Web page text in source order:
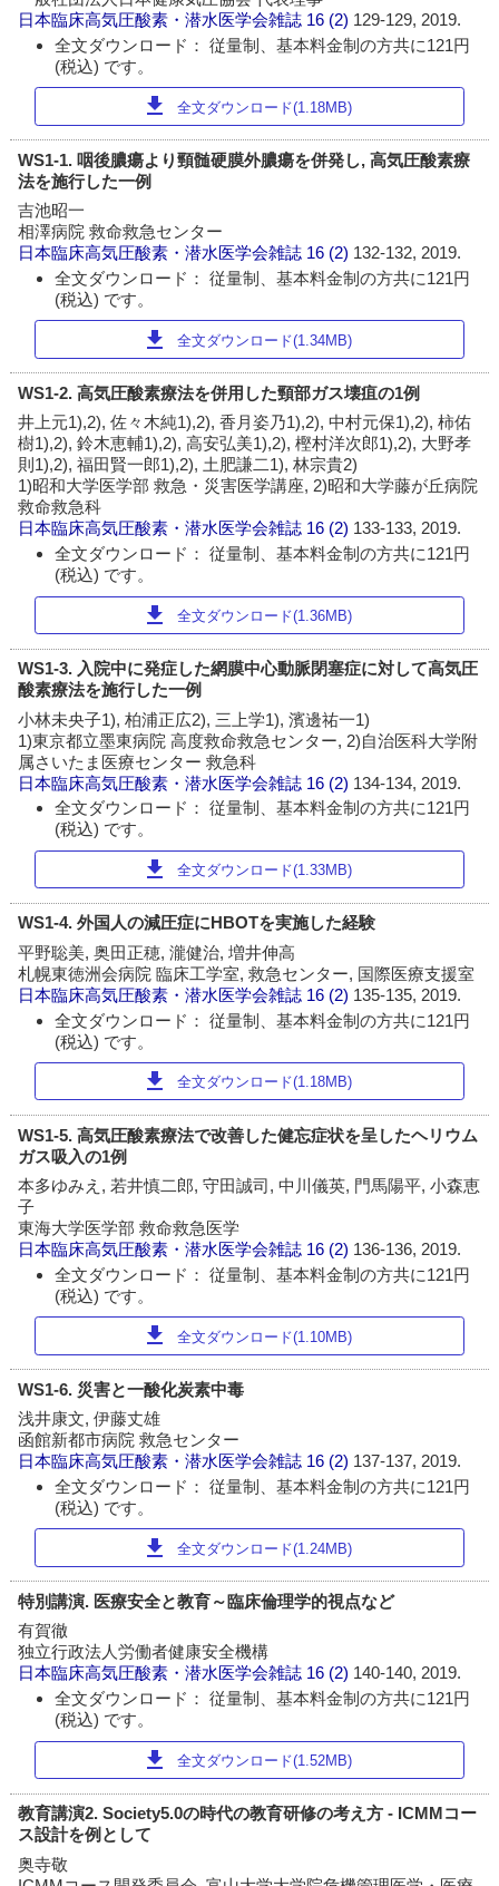
日本臨床高気圧酸素・潜水医学会雑誌 16 (2) 129-129, 2019.
全文ダウンロード： 従量制、基本料金制の方共に121円
(税込) です。
download 全文ダウンロード(1.18MB)
WS1-1. 咽後膿瘍より頸髄硬膜外膿瘍を併発し, 高気圧酸素療
法を施行した一例
吉池昭一
相澤病院 救命救急センター
日本臨床高気圧酸素・潜水医学会雑誌 16 (2) 132-132, 2019.
全文ダウンロード： 従量制、基本料金制の方共に121円
(税込) です。
download 全文ダウンロード(1.34MB)
WS1-2. 高気圧酸素療法を併用した頸部ガス壊疽の1例
井上元1),2), 佐々木純1),2), 香月姿乃1),2), 中村元保1),2), 柿佑
樹1),2), 鈴木恵輔1),2), 高安弘美1),2), 樫村洋次郎1),2), 大野孝
則1),2), 福田賢一郎1),2), 土肥謙二1), 林宗貴2)
1)昭和大学医学部 救急・災害医学講座, 2)昭和大学藤が丘病院
救命救急科
日本臨床高気圧酸素・潜水医学会雑誌 16 (2) 133-133, 2019.
全文ダウンロード： 従量制、基本料金制の方共に121円
(税込) です。
download 全文ダウンロード(1.36MB)
WS1-3. 入院中に発症した網膜中心動脈閉塞症に対して高気圧
酸素療法を施行した一例
小林未央子1), 柏浦正広2), 三上学1), 濱邊祐一1)
1)東京都立墨東病院 高度救命救急センター, 2)自治医科大学附
属さいたま医療センター 救急科
日本臨床高気圧酸素・潜水医学会雑誌 16 (2) 134-134, 2019.
全文ダウンロード： 従量制、基本料金制の方共に121円
(税込) です。
download 全文ダウンロード(1.33MB)
WS1-4. 外国人の減圧症にHBOTを実施した経験
平野聡美, 奥田正穂, 瀧健治, 増井伸高
札幌東徳洲会病院 臨床工学室, 救急センター, 国際医療支援室
日本臨床高気圧酸素・潜水医学会雑誌 16 (2) 135-135, 2019.
全文ダウンロード： 従量制、基本料金制の方共に121円
(税込) です。
download 全文ダウンロード(1.18MB)
WS1-5. 高気圧酸素療法で改善した健忘症状を呈したヘリウム
ガス吸入の1例
本多ゆみえ, 若井慎二郎, 守田誠司, 中川儀英, 門馬陽平, 小森恵
子
東海大学医学部 救命救急医学
日本臨床高気圧酸素・潜水医学会雑誌 16 (2) 136-136, 2019.
全文ダウンロード： 従量制、基本料金制の方共に121円
(税込) です。
download 全文ダウンロード(1.10MB)
WS1-6. 災害と一酸化炭素中毒
浅井康文, 伊藤丈雄
函館新都市病院 救急センター
日本臨床高気圧酸素・潜水医学会雑誌 16 (2) 137-137, 2019.
全文ダウンロード： 従量制、基本料金制の方共に121円
(税込) です。
download 全文ダウンロード(1.24MB)
特別講演. 医療安全と教育～臨床倫理学的視点など
有賀徹
独立行政法人労働者健康安全機構
日本臨床高気圧酸素・潜水医学会雑誌 16 (2) 140-140, 2019.
全文ダウンロード： 従量制、基本料金制の方共に121円
(税込) です。
download 全文ダウンロード(1.52MB)
教育講演2. Society5.0の時代の教育研修の考え方 - ICMMコー
ス設計を例として
奥寺敬